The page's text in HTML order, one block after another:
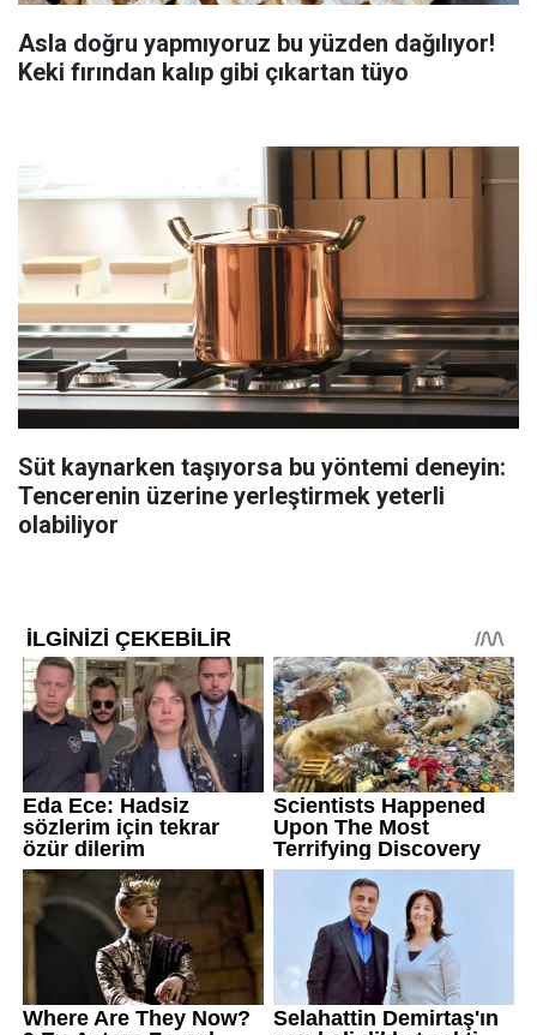
Asla doğru yapmıyoruz bu yüzden dağılıyor!
Keki fırından kalıp gibi çıkartan tüyo
Süt kaynarken taşıyorsa bu yöntemi deneyin:
Tencerenin üzerine yerleştirmek yeterli
olabiliyor